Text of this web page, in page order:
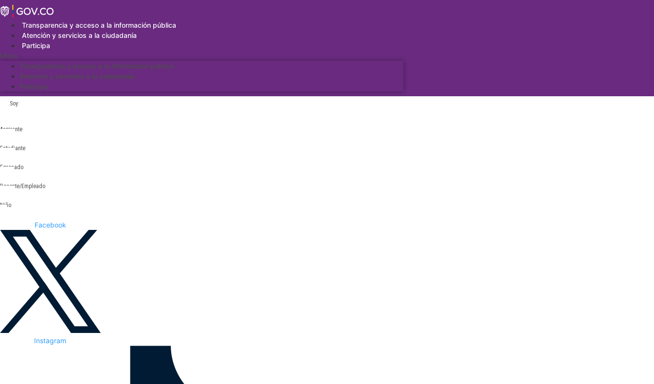
Saltar
al
contenidoTransparencia y acceso a la información pública
Atención y servicios a la ciudadanía
Participa
Menu
Transparencia y acceso a la información pública
Atención y servicios a la ciudadanía
Participa
Soy:
Aspirante
Estudiante
Egresado
Docente/Empleado
Niño
Facebook
Instagram